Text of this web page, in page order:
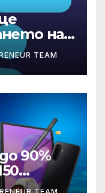
на
на
в
TEAM
90%